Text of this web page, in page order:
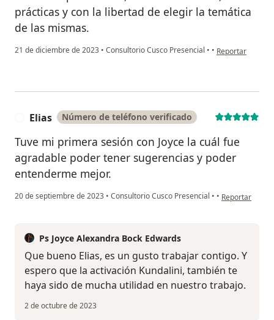
prácticas y con la libertad de elegir la temática
de las mismas.
21 de diciembre de 2023 • Consultorio Cusco Presencial • • en opinión del
Reportar
Elias Número de teléfono verificado
Tuve mi primera sesión con Joyce la cuál fue
agradable poder tener sugerencias y poder
entenderme mejor.
20 de septiembre de 2023 • Consultorio Cusco Presencial • • en opinión del
Reportar
Ps Joyce Alexandra Bock Edwards
Que bueno Elias, es un gusto trabajar contigo. Y
espero que la activación Kundalini, también te
haya sido de mucha utilidad en nuestro trabajo.
2 de octubre de 2023